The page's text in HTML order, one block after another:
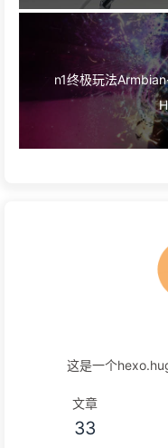
n1终极玩法
这是一个
文章
33